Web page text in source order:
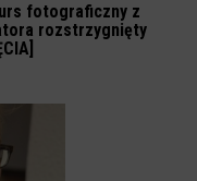
fotograficzny z
rozstrzygnięty